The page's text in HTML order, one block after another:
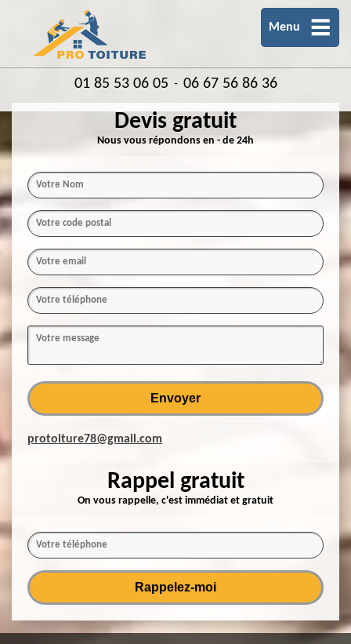
Menu
01 85 53 06 05 - 06 67 56 86 36
Devis gratuit
Nous vous répondons en - de 24h
protoiture78@gmail.com
Rappel gratuit
On vous rappelle, c'est immédiat et gratuit